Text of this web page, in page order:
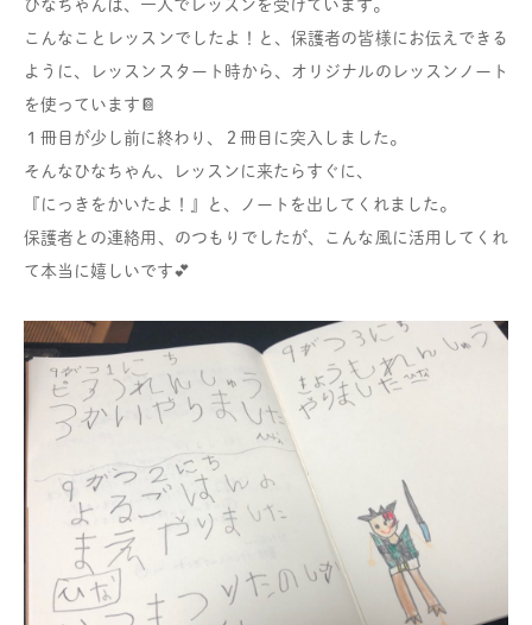
ひなちゃんは、一人でレッスンを受けています。
こんなことレッスンでしたよ！と、保護者の皆様にお伝えできる
ように、レッスンスタート時から、オリジナルのレッスンノート
を使っています📔
１冊目が少し前に終わり、２冊目に突入しました。
そんなひなちゃん、レッスンに来たらすぐに、
『にっきをかいたよ！』と、ノートを出してくれました。
保護者との連絡用、のつもりでしたが、こんな風に活用してくれ
て本当に嬉しいです💕